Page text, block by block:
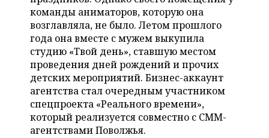
НЕФТЕХИМИЯ
НЕФТЬ
ОПК
ЭНЕРГЕТИКА
РОЗНИЧНАЯ ТОРГОВЛЯ
ТРАНСПОРТ
УСЛУГИ
НОВОСТИ ТЕХНОЛОГИЙ
МЕДИА
ТЕЛЕКОММУНИКАЦИИ
МЕРОПРИЯТИЯ
НОВОСТИ МЕРОПРИЯТИЙ
ВЫЕЗДНАЯ РЕДАКЦИЯ
БИЗНЕС-БРАНЧИ
ONLINE-КОНФЕРЕНЦИИ
СПОРТ
НОВОСТИ СПОРТА
ФУТБОЛ
ХОККЕЙ
ОБЩЕСТВО
НОВОСТИ ОБЩЕСТВА
ВЛАСТЬ
ФОТОГАЛЕРЕЯ
СЮЖЕТЫ
команды аниматоров, которую она
возглавляла, не было. Летом прошлого
года она вместе с мужем выкупила
студию «Твой день», ставшую местом
проведения дней рождений и прочих
детских мероприятий. Бизнес-аккаунт
агентства стал очередным участником
спецпроекта «Реального времени»,
который реализуется совместно с СММ-
агентствами Поволжья.